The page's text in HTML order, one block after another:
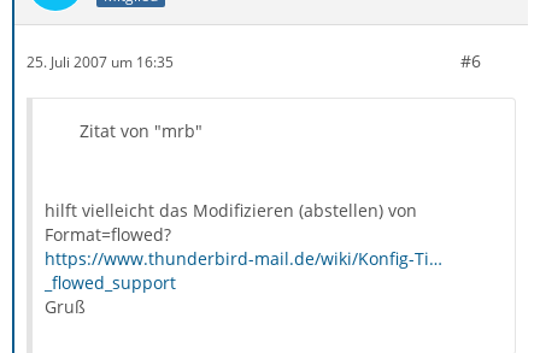
25. Juli 2007 um 16:35 #6
Zitat von "mrb"
hilft vielleicht das Modifizieren (abstellen) von
Format=flowed?
https://www.thunderbird-mail.de/wiki/Konfig-Ti…
_flowed_support
Gruß